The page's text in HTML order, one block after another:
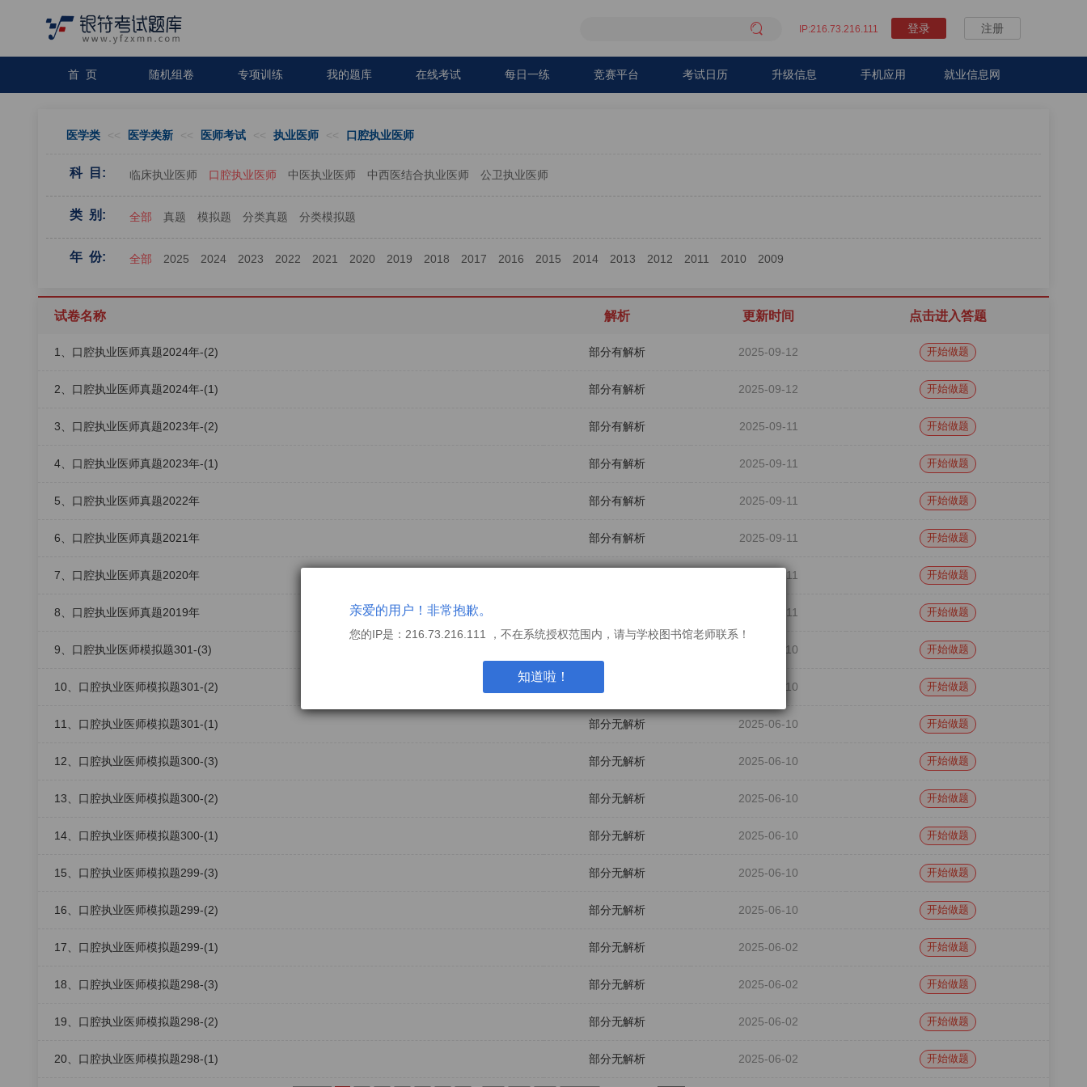
IP:216.73.216.111 登录 注册

首 页 随机组卷 专项训练 我的题库 在线考试 每日一练 竞赛平台 考试日历 升级信息 手机应用 就业信息网
亲爱的用户！非常抱歉。
您的IP是：216.73.216.111 ，不在系统授权范围内，请与学校图书馆老师联系！
知道啦！
医学类 << 医学类新 << 医师考试 << 执业医师 << 口腔执业医师
科 目: 临床执业医师 口腔执业医师 中医执业医师 中西医结合执业医师 公卫执业医师
类 别: 全部 真题 模拟题 分类真题 分类模拟题
年 份: 全部 2025 2024 2023 2022 2021 2020 2019 2018 2017 2016 2015 2014 2013 2012 2011 2010 2009
试卷名称 解析 更新时间 点击进入答题
1、口腔执业医师真题2024年-(2) 部分有解析 2025-09-12 开始做题
2、口腔执业医师真题2024年-(1) 部分有解析 2025-09-12 开始做题
3、口腔执业医师真题2023年-(2) 部分有解析 2025-09-11 开始做题
4、口腔执业医师真题2023年-(1) 部分有解析 2025-09-11 开始做题
5、口腔执业医师真题2022年 部分有解析 2025-09-11 开始做题
6、口腔执业医师真题2021年 部分有解析 2025-09-11 开始做题
7、口腔执业医师真题2020年 2025-09-11 开始做题
8、口腔执业医师真题2019年 2025-09-11 开始做题
9、口腔执业医师模拟题301-(3) 2025-06-10 开始做题
10、口腔执业医师模拟题301-(2) 2025-06-10 开始做题
11、口腔执业医师模拟题301-(1) 部分无解析 2025-06-10 开始做题
12、口腔执业医师模拟题300-(3) 部分无解析 2025-06-10 开始做题
13、口腔执业医师模拟题300-(2) 部分无解析 2025-06-10 开始做题
14、口腔执业医师模拟题300-(1) 部分无解析 2025-06-10 开始做题
15、口腔执业医师模拟题299-(3) 部分无解析 2025-06-10 开始做题
16、口腔执业医师模拟题299-(2) 部分无解析 2025-06-10 开始做题
17、口腔执业医师模拟题299-(1) 部分无解析 2025-06-02 开始做题
18、口腔执业医师模拟题298-(3) 部分无解析 2025-06-02 开始做题
19、口腔执业医师模拟题298-(2) 部分无解析 2025-06-02 开始做题
20、口腔执业医师模拟题298-(1) 部分无解析 2025-06-02 开始做题